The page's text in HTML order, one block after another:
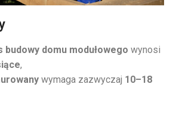
budowy domu modułowego wynosi
,
wymaga zazwyczaj 10–18